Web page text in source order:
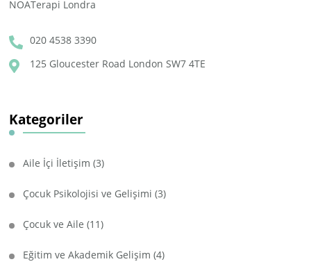
NOATerapi Londra
020 4538 3390
125 Gloucester Road London SW7 4TE
Kategoriler
Aile İçi İletişim (3)
Çocuk Psikolojisi ve Gelişimi (3)
Çocuk ve Aile (11)
Eğitim ve Akademik Gelişim (4)